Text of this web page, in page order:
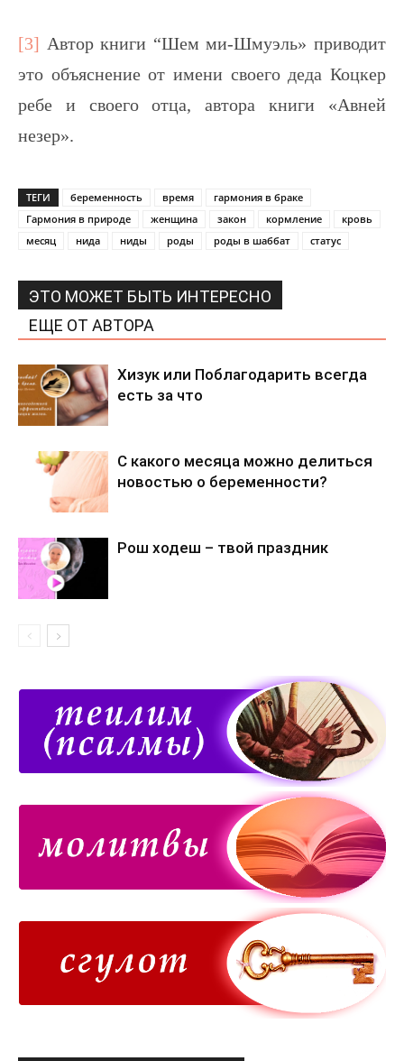
[3] Автор книги “Шем ми-Шмуэль» приводит
это объяснение от имени своего деда Коцкер
ребе и своего отца, автора книги «Авней
незер».
ТЕГИ беременность время
гармония в браке
Гармония в природе
женщина закон кормление
кровь
месяц
нида ниды роды роды в шаббат статус
ЭТО МОЖЕТ БЫТЬ ИНТЕРЕСНО
ЕЩЕ ОТ АВТОРА
Хизук или Поблагодарить всегда
есть за что
С какого месяца можно делиться
новостью о беременности?
Рош ходеш – твой праздник